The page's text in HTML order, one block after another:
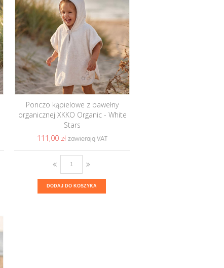
Ponczo kąpielowe z bawełny
organicznej XKKO Organic - White
Stars
111,00 ‎zł
DODAJ DO KOSZYKA